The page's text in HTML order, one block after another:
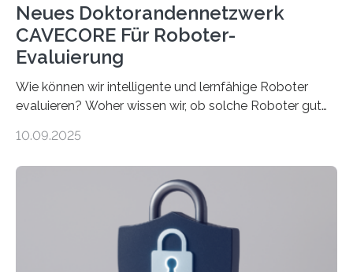
Neues Doktorandennetzwerk
CAVECORE Für Roboter-
Evaluierung
Wie können wir intelligente und lernfähige Roboter
evaluieren? Woher wissen wir, ob solche Roboter gut
sich CAVECORE – ein neues Marie Skłodowska-Curie
koordiniert wird. Ab dem 1. September werden sich
über einen Zeitraum von vier Jahren insgesamt 15
Promovierende im Rahmen von CAVECORE mit
kognitiven Robotern beschäftigen – also mit Robotern,
die mittels Sensoren ihre Umgebung erfassen,
10.09.2025